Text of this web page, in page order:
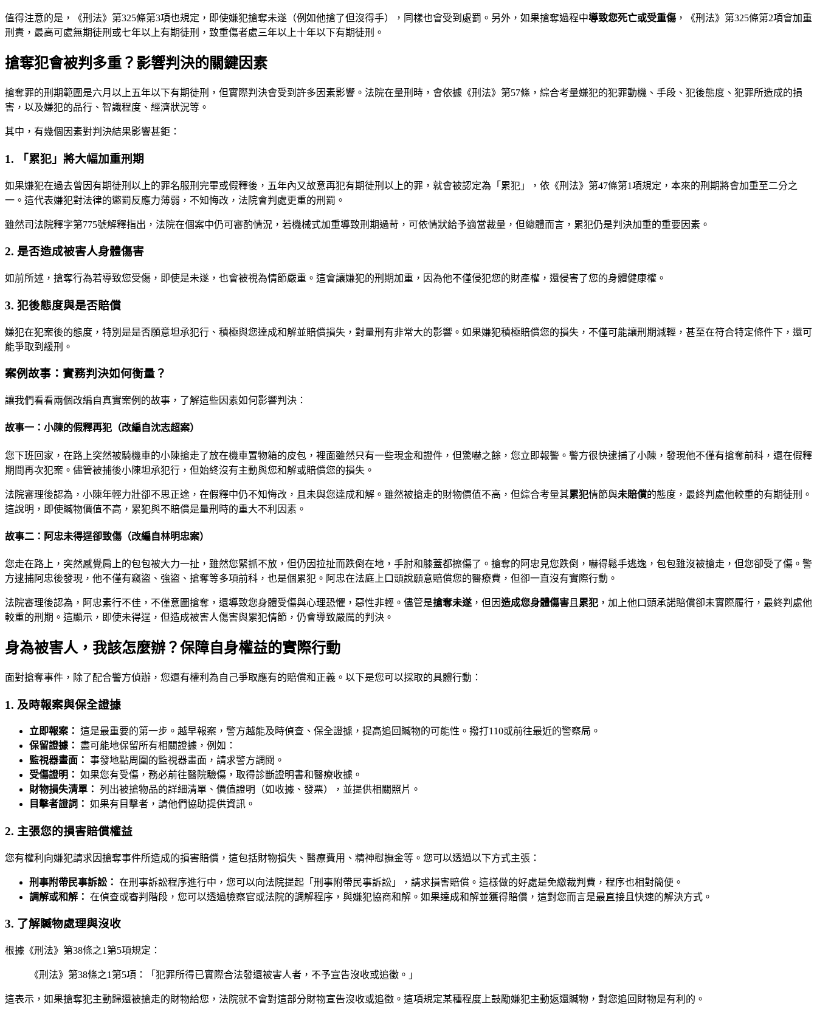
值得注意的是，《刑法》第325條第3項也規定，即使嫌犯搶奪未遂（例如他搶了但沒得手），同樣也會受到處罰。另外，如果搶奪過程中導致您死亡或受重傷，《刑法》第325條第2項會加重
刑責，最高可處無期徒刑或七年以上有期徒刑，致重傷者處三年以上十年以下有期徒刑。
搶奪犯會被判多重？影響判決的關鍵因素
搶奪罪的刑期範圍是六月以上五年以下有期徒刑，但實際判決會受到許多因素影響。法院在量刑時，會依據《刑法》第57條，綜合考量嫌犯的犯罪動機、手段、犯後態度、犯罪所造成的損
害，以及嫌犯的品行、智識程度、經濟狀況等。
其中，有幾個因素對判決結果影響甚鉅：
1. 「累犯」將大幅加重刑期
如果嫌犯在過去曾因有期徒刑以上的罪名服刑完畢或假釋後，五年內又故意再犯有期徒刑以上的罪，就會被認定為「累犯」，依《刑法》第47條第1項規定，本來的刑期將會加重至二分之
一。這代表嫌犯對法律的懲罰反應力薄弱，不知悔改，法院會判處更重的刑罰。
雖然司法院釋字第775號解釋指出，法院在個案中仍可審酌情況，若機械式加重導致刑期過苛，可依情狀給予適當裁量，但總體而言，累犯仍是判決加重的重要因素。
2. 是否造成被害人身體傷害
如前所述，搶奪行為若導致您受傷，即使是未遂，也會被視為情節嚴重。這會讓嫌犯的刑期加重，因為他不僅侵犯您的財產權，還侵害了您的身體健康權。
3. 犯後態度與是否賠償
嫌犯在犯案後的態度，特別是是否願意坦承犯行、積極與您達成和解並賠償損失，對量刑有非常大的影響。如果嫌犯積極賠償您的損失，不僅可能讓刑期減輕，甚至在符合特定條件下，還可
能爭取到緩刑。
案例故事：實務判決如何衡量？
讓我們看看兩個改編自真實案例的故事，了解這些因素如何影響判決：
故事一：小陳的假釋再犯（改編自沈志超案）
您下班回家，在路上突然被騎機車的小陳搶走了放在機車置物箱的皮包，裡面雖然只有一些現金和證件，但驚嚇之餘，您立即報警。警方很快逮捕了小陳，發現他不僅有搶奪前科，還在假釋
期間再次犯案。儘管被捕後小陳坦承犯行，但始終沒有主動與您和解或賠償您的損失。
法院審理後認為，小陳年輕力壯卻不思正途，在假釋中仍不知悔改，且未與您達成和解。雖然被搶走的財物價值不高，但綜合考量其累犯情節與未賠償的態度，最終判處他較重的有期徒刑。
這說明，即使贓物價值不高，累犯與不賠償是量刑時的重大不利因素。
故事二：阿忠未得逞卻致傷（改編自林明忠案）
您走在路上，突然感覺肩上的包包被大力一扯，雖然您緊抓不放，但仍因拉扯而跌倒在地，手肘和膝蓋都擦傷了。搶奪的阿忠見您跌倒，嚇得鬆手逃逸，包包雖沒被搶走，但您卻受了傷。警
方逮捕阿忠後發現，他不僅有竊盜、強盜、搶奪等多項前科，也是個累犯。阿忠在法庭上口頭說願意賠償您的醫療費，但卻一直沒有實際行動。
法院審理後認為，阿忠素行不佳，不僅意圖搶奪，還導致您身體受傷與心理恐懼，惡性非輕。儘管是搶奪未遂 ，但因造成您身體傷害 且 累犯 ，加上他口頭承諾賠償卻未實際履行，最終判處他
較重的刑期。這顯示，即使未得逞，但造成被害人傷害與累犯情節，仍會導致嚴厲的判決。
身為被害人，我該怎麼辦？保障自身權益的實際行動
面對搶奪事件，除了配合警方偵辦，您還有權利為自己爭取應有的賠償和正義。以下是您可以採取的具體行動：
1. 及時報案與保全證據
立即報案： 這是最重要的第一步。越早報案，警方越能及時偵查、保全證據，提高追回贓物的可能性。撥打110或前往最近的警察局。
保留證據： 盡可能地保留所有相關證據，例如：
監視器畫面： 事發地點周圍的監視器畫面，請求警方調閱。
受傷證明： 如果您有受傷，務必前往醫院驗傷，取得診斷證明書和醫療收據。
財物損失清單： 列出被搶物品的詳細清單、價值證明（如收據、發票），並提供相關照片。
目擊者證詞： 如果有目擊者，請他們協助提供資訊。
2. 主張您的損害賠償權益
您有權利向嫌犯請求因搶奪事件所造成的損害賠償，這包括財物損失、醫療費用、精神慰撫金等。您可以透過以下方式主張：
刑事附帶民事訴訟： 在刑事訴訟程序進行中，您可以向法院提起「刑事附帶民事訴訟」，請求損害賠償。這樣做的好處是免繳裁判費，程序也相對簡便。
調解或和解： 在偵查或審判階段，您可以透過檢察官或法院的調解程序，與嫌犯協商和解。如果達成和解並獲得賠償，這對您而言是最直接且快速的解決方式。
3. 了解贓物處理與沒收
根據《刑法》第38條之1第5項規定：
《刑法》第38條之1第5項：「犯罪所得已實際合法發還被害人者，不予宣告沒收或追徵。」
這表示，如果搶奪犯主動歸還被搶走的財物給您，法院就不會對這部分財物宣告沒收或追徵。這項規定某種程度上鼓勵嫌犯主動返還贓物，對您追回財物是有利的。